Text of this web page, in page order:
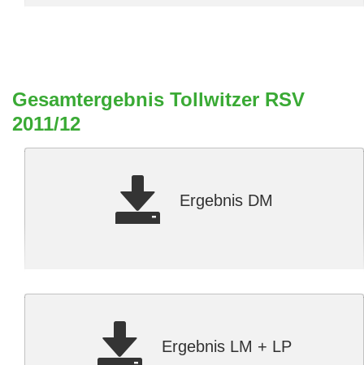
Gesamtergebnis Tollwitzer RSV
2011/12
Ergebnis DM
Ergebnis LM + LP